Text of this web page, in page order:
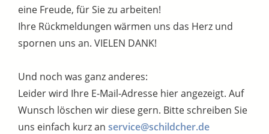
eine Freude, für Sie zu arbeiten!
Ihre Rückmeldungen wärmen uns das Herz und
spornen uns an. VIELEN DANK!
Und noch was ganz anderes:
Leider wird Ihre E-Mail-Adresse hier angezeigt. Auf
Wunsch löschen wir diese gern. Bitte schreiben Sie
uns einfach kurz an service@schildcher.de